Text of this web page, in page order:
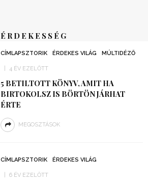
ÉRDEKESSÉG
CÍMLAPSZTORIK ÉRDEKES VILÁG MÚLTIDÉZŐ
4 ÉV EZELŐTT
5 BETILTOTT KÖNYV, AMIT HA
BIRTOKOLSZ IS BÖRTÖN JÁRHAT
ÉRTE
MEGOSZTÁSOK
CÍMLAPSZTORIK ÉRDEKES VILÁG
6 ÉV EZELŐTT